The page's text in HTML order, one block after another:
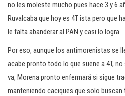
no les moleste mucho pues hace 3 y 6
Ruvalcaba que hoy es 4T ista pero que
le falta abanderar al PAN y casi lo logra.
Por eso, aunque los antimorenistas se
acabe pronto todo lo que suene a 4T,
va, Morena pronto enfermará si sigue
manteniendo caciques que solo